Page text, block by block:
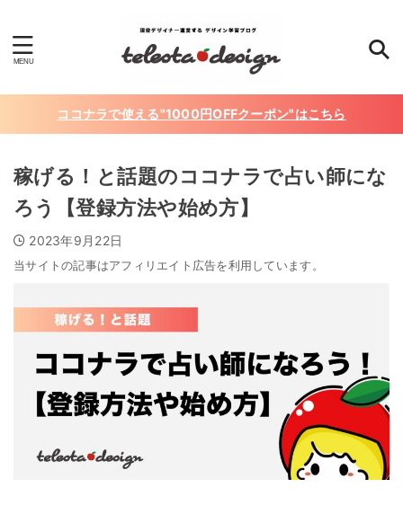
ココナラで使える"1000円OFFクーポン"はこちら
稼げる！と話題のココナラで占い師にな
ろう【登録方法や始め方】
2023年9月22日
当サイトの記事はアフィリエイト広告を利用しています。